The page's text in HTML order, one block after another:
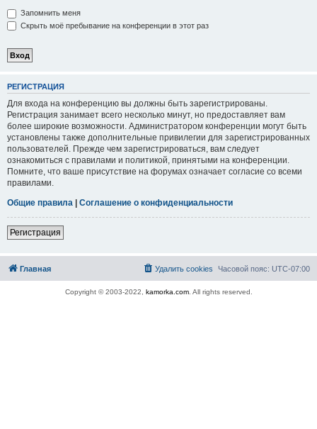
Запомнить меня
Скрыть моё пребывание на конференции в этот раз
РЕГИСТРАЦИЯ
Для входа на конференцию вы должны быть зарегистрированы.
Регистрация занимает всего несколько минут, но предоставляет вам
более широкие возможности. Администратором конференции могут быть
установлены также дополнительные привилегии для зарегистрированных
пользователей. Прежде чем зарегистрироваться, вам следует
ознакомиться с правилами и политикой, принятыми на конференции.
Помните, что ваше присутствие на форумах означает согласие со всеми
правилами.
Общие правила | Соглашение о конфиденциальности
Регистрация
Главная Часовой пояс: UTC-07:00
Удалить cookies
Copyright © 2003-2022, kamorka.com. All rights reserved.